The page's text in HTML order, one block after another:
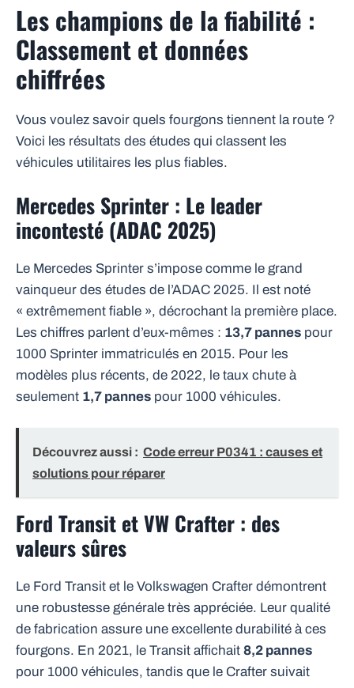
Les champions de la fiabilité :
Classement et données
chiffrées
Vous voulez savoir quels fourgons tiennent la route ?
Voici les résultats des études qui classent les
véhicules utilitaires les plus fiables.
Mercedes Sprinter : Le leader
incontesté (ADAC 2025)
Le Mercedes Sprinter s’impose comme le grand
vainqueur des études de l’ADAC 2025. Il est noté
« extrêmement fiable », décrochant la première place.
Les chiffres parlent d’eux-mêmes : 13,7 pannes pour
1000 Sprinter immatriculés en 2015. Pour les
modèles plus récents, de 2022, le taux chute à
seulement 1,7 pannes pour 1000 véhicules.
Découvrez aussi : Code erreur P0341 : causes et
solutions pour réparer
Ford Transit et VW Crafter : des
valeurs sûres
Le Ford Transit et le Volkswagen Crafter démontrent
une robustesse générale très appréciée. Leur qualité
de fabrication assure une excellente durabilité à ces
fourgons. En 2021, le Transit affichait 8,2 pannes
pour 1000 véhicules, tandis que le Crafter suivait